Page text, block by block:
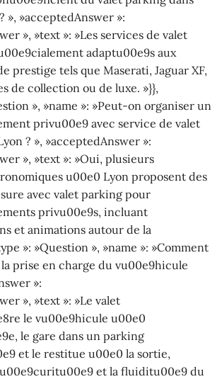
», »acceptedAnswer »:
», »text »: »Les services de valet
adaptu00e9s aux
prestige tels que Maserati, Jaguar XF,
de collection ou de luxe. »}},
», »name »: »Peut-on organiser un
privu00e9 avec service de valet
? », »acceptedAnswer »:
», »text »: »Oui, plusieurs
u00e0 Lyon proposent des
avec valet parking pour
privu00e9s, incluant
et animations autour de la
»: »Question », »name »: »Comment
prise en charge du vu00e9hicule
»:
», »text »: »Le valet
le vu00e9hicule u00e0
le gare dans un parking
et le restitue u00e0 la sortie,
et la fluiditu00e9 du